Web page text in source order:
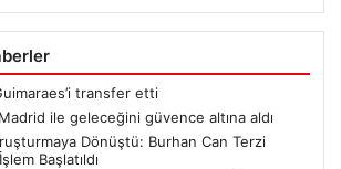
transfer etti
ile geleceğini güvence altına aldı
Dönüştü: Burhan Can Terzi
Başlatıldı